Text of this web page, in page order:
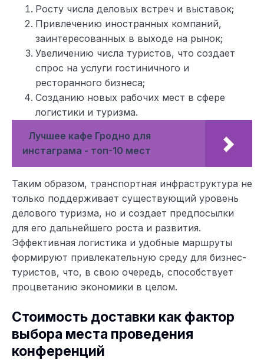
Росту числа деловых встреч и выставок;
Привлечению иностранных компаний,
заинтересованных в выходе на рынок;
Увеличению числа туристов, что создает
спрос на услуги гостиничного и
ресторанного бизнеса;
Созданию новых рабочих мест в сфере
логистики и туризма.
Лучшее кафе Гродно для
инстаграма - топ-10 мест
Таким образом, транспортная инфраструктура не
только поддерживает существующий уровень
делового туризма, но и создает предпосылки
для его дальнейшего роста и развития.
Эффективная логистика и удобные маршруты
формируют привлекательную среду для бизнес-
туристов, что, в свою очередь, способствует
процветанию экономики в целом.
Стоимость доставки как фактор
выбора места проведения
конференций